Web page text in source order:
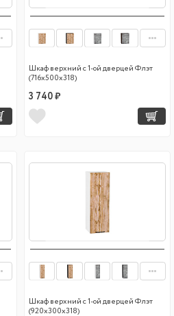
Шкаф верхний с 1-ой дверцей Флэт
(716х500х318)
3 740 ₽
Шкаф верхний с 1-ой дверцей Флэт
(920х300х318)